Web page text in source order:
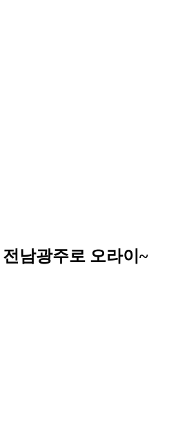
남광주로 오라이~